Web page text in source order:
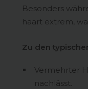
Besonders
haart extrem,
Zu den
Vermehrter
nachlässt.